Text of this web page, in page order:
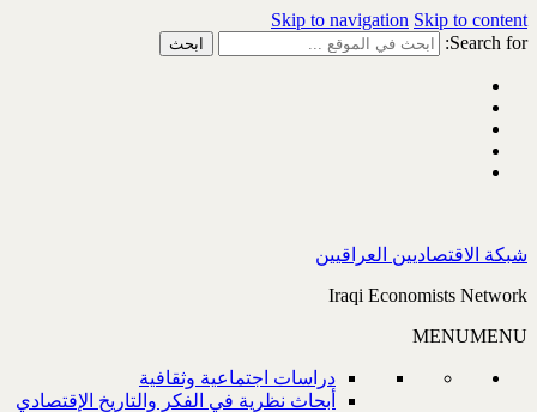
Skip to navigation Skip to content
Search for:
شبكة الاقتصاديين العراقيين
Iraqi Economists Network
MENUMENU
دراسات اجتماعية وثقافية
أبحاث نظرية في الفكر والتاريخ الإقتصادي